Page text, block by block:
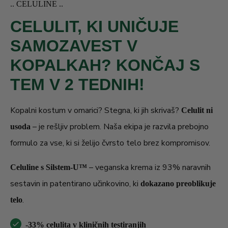
Celuline:INCI: (iz PS – ni bil priložen v tem chatu;
potrebna dopolnitev)
SOS After Sun:INCI: Aqua, Aloe Barbadensis Leaf
Juice, Caprylic/Capric Triglyceride, Alcohol,
Glycerin, Glyceryl Stearate Citrate, Cetearyl
Hydrogenated Ethylhexyl Olivate, Menthyl
Lactate, Hydrogenated Olive Oil Unsaponifiables,
Beta-Glucan, Sodium Hyaluronate, Centella
minut.
SOS After Sun:
Nanesite na čisto kožo po
sončenju, nežno vmasirajte. Po potrebi ponovite.
Grelni učinek je normalen.
Sun Kissed vsebuje: Citral, Parfum.
SOS After Sun vsebuje: Citral, Parfum.
.. CELULINE ..
CELULIT, KI UNIČUJE
SAMOZAVEST V
KOPALKAH? KONČAJ S
TEM V 2 TEDNIH!
Kopalni kostum v omarici? Stegna, ki jih skrivaš? Celulit ni
usoda – je rešljiv problem. Naša ekipa je razvila prebojno
formulo za vse, ki si želijo čvrsto telo brez kompromisov.
Celuline s Silstem-U™ – veganska krema iz 93% naravnih
sestavin in patentirano učinkovino, ki dokazano preoblikuje
telo.
-33% celulita v kliničnih testiranjih